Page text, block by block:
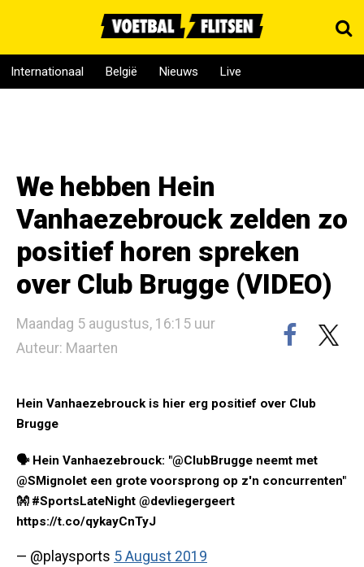
Internationaal België Nieuws Live
We hebben Hein
Vanhaezebrouck zelden zo
positief horen spreken
over Club Brugge (VIDEO)
Maandag 5 augustus, 16:15 uur
Auteur: Maarten
Hein Vanhaezebrouck is hier erg positief over Club
Brugge
🗣 Hein Vanhaezebrouck: "@ClubBrugge neemt met
@SMignolet een grote voorsprong op z'n concurrenten"
👐 #SportsLateNight @devliegergeert
https://t.co/qykayCnTyJ
— @playsports 5 August 2019